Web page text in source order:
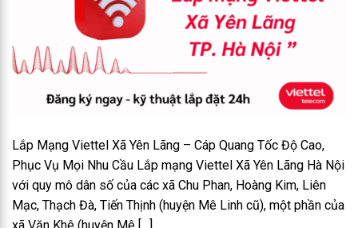
Lắp Mạng Viettel Xã Yên Lãng – Cáp Quang Tốc Độ Cao,
Phục Vụ Mọi Nhu Cầu Lắp mạng Viettel Xã Yên Lãng Hà Nội
với quy mô dân số của các xã Chu Phan, Hoàng Kim, Liên
Mạc, Thạch Đà, Tiến Thịnh (huyện Mê Linh cũ), một phần của